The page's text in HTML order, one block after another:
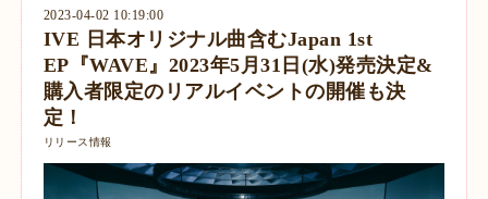
2023-04-02 10:19:00
IVE 日本オリジナル曲含むJapan 1st
EP『WAVE』2023年5月31日(水)発売決定&
購入者限定のリアルイベントの開催も決
定！
リリース情報